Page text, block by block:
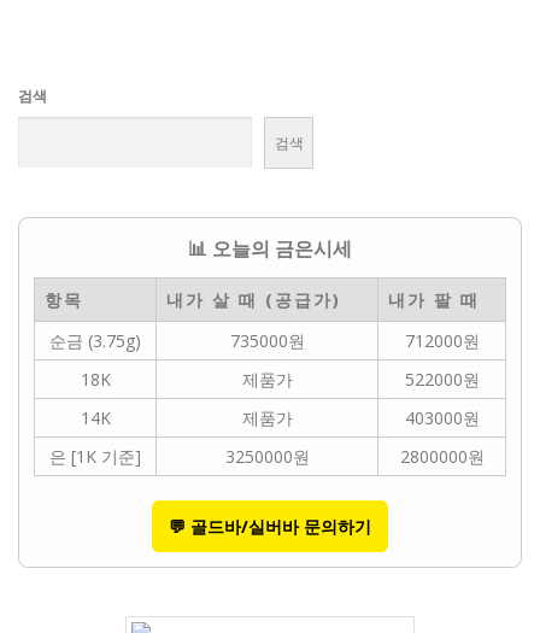
검색
검색
📊 오늘의 금은시세
항목 내가 살 때 (공급가)
내가 팔 때
순금 (3.75g)
735000원
712000원
18K
제품가
522000원
14K
제품가
403000원
은 [1K 기준]
3250000원 2800000원
💬 골드바/실버바 문의하기